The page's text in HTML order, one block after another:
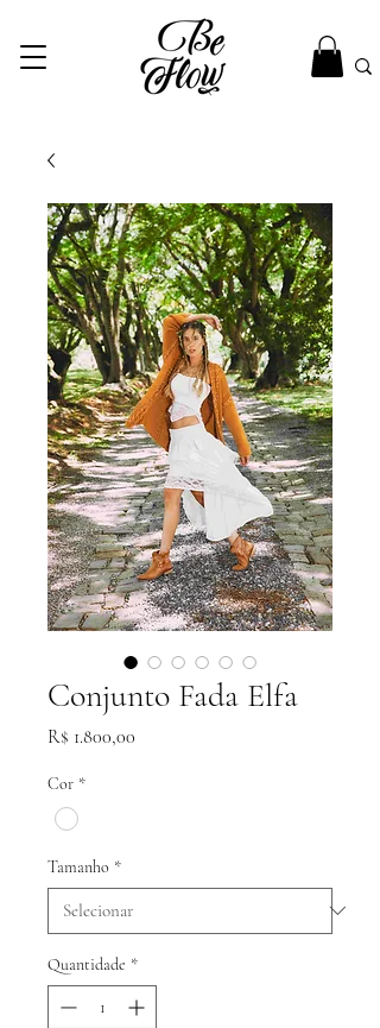
Conjunto Fada Elfa
R$ 1.800,00
Cor *
Tamanho *
Quantidade *